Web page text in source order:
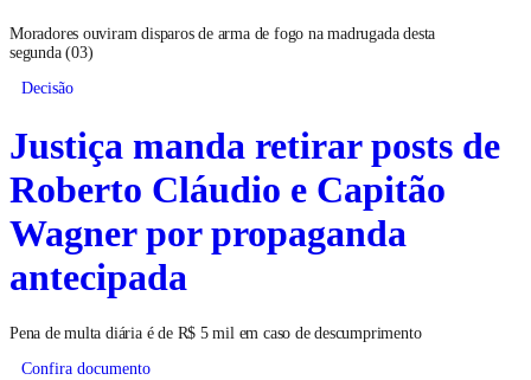
Moradores ouviram disparos de arma de fogo na madrugada desta
segunda (03)
Decisão
Justiça manda retirar posts de
Roberto Cláudio e Capitão
Wagner por propaganda
antecipada
Pena de multa diária é de R$ 5 mil em caso de descumprimento
Confira documento